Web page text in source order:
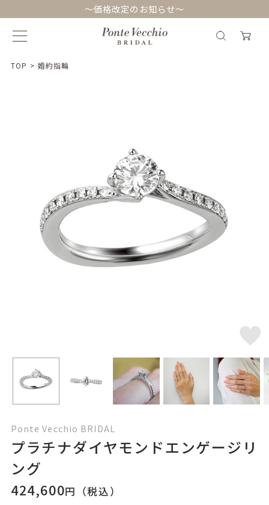
～価格改定のお知らせ～
TOP > 婚約指輪
Ponte Vecchio BRIDAL
プラチナダイヤモンドエンゲージリ
ング
424,600円（税込）